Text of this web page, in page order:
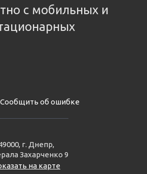
с мобильных и
Сообщить об ошибке
г. Днепр,
Захарченко 9
на карте